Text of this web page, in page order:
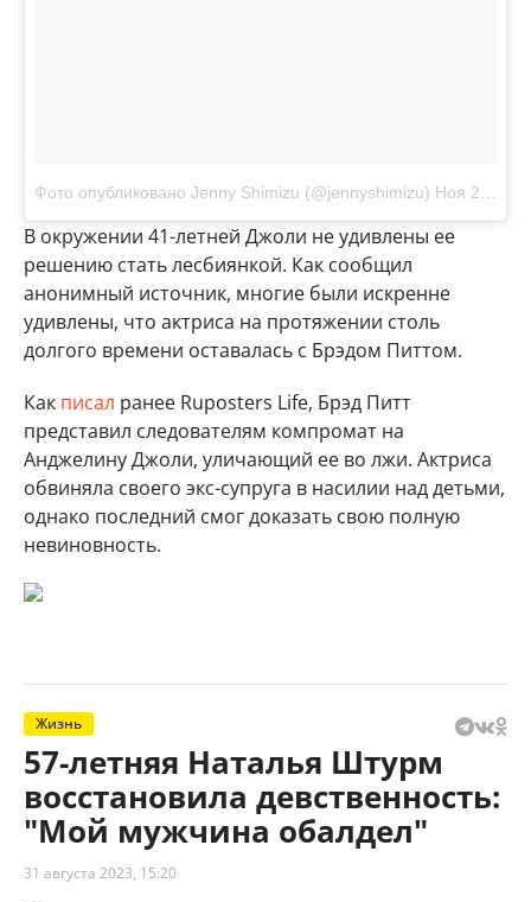
Фото опубликовано Jenny Shimizu (@jennyshimizu) Ноя 21 2014 в 2:26 PST
В окружении 41-летней Джоли не удивлены ее
решению стать лесбиянкой. Как сообщил
анонимный источник, многие были искренне
удивлены, что актриса на протяжении столь
долгого времени оставалась с Брэдом Питтом.
Как писал ранее Ruposters Life, Брэд Питт
представил следователям компромат на
Анджелину Джоли, уличающий ее во лжи. Актриса
обвиняла своего экс-супруга в насилии над детьми,
однако последний смог доказать свою полную
невиновность.
Жизнь
57-летняя Наталья Штурм
восстановила девственность:
"Мой мужчина обалдел"
31 августа 2023, 15:20